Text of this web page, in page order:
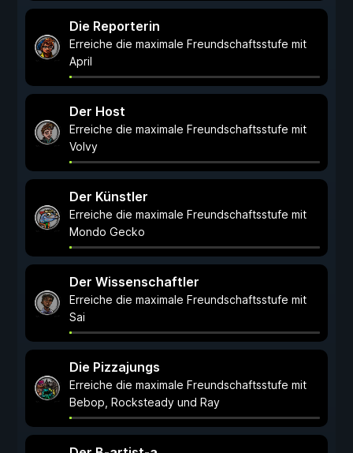
Die Reporterin
Erreiche die maximale Freundschaftsstufe mit
April
Der Host
Erreiche die maximale Freundschaftsstufe mit
Volvy
Der Künstler
Erreiche die maximale Freundschaftsstufe mit
Mondo Gecko
Der Wissenschaftler
Erreiche die maximale Freundschaftsstufe mit
Sai
Die Pizzajungs
Erreiche die maximale Freundschaftsstufe mit
Bebop, Rocksteady und Ray